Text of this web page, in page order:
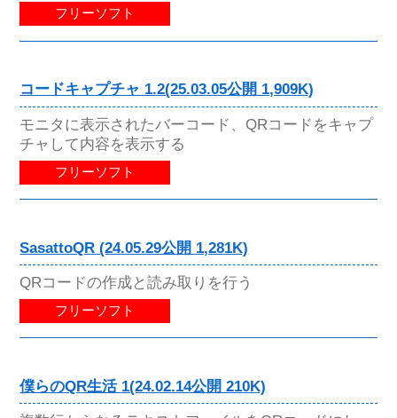
フリーソフト
コードキャプチャ 1.2(25.03.05公開 1,909K)
モニタに表示されたバーコード、QRコードをキャプ
チャして内容を表示する
フリーソフト
SasattoQR (24.05.29公開 1,281K)
QRコードの作成と読み取りを行う
フリーソフト
僕らのQR生活 1(24.02.14公開 210K)